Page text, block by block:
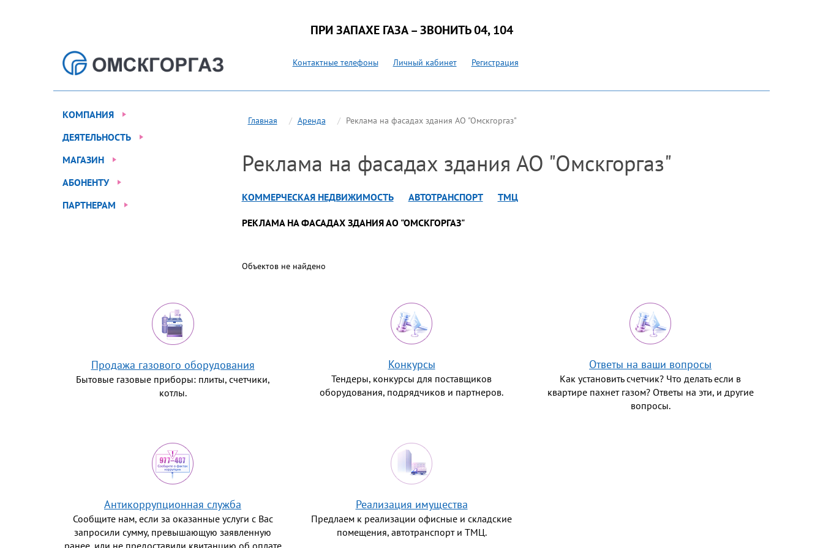
ПРИ ЗАПАХЕ ГАЗА – ЗВОНИТЬ 04, 104
Контактные телефоны Личный кабинет Регистрация
КОМПАНИЯ
ДЕЯТЕЛЬНОСТЬ
МАГАЗИН
АБОНЕНТУ
ПАРТНЕРАМ
Главная Аренда Реклама на фасадах здания АО "Омскгоргаз"
Реклама на фасадах здания АО "Омскгоргаз"
КОММЕРЧЕСКАЯ НЕДВИЖИМОСТЬ АВТОТРАНСПОРТ ТМЦ
РЕКЛАМА НА ФАСАДАХ ЗДАНИЯ АО "ОМСКГОРГАЗ"
Объектов не найдено
Продажа газового оборудования
Бытовые газовые приборы: плиты, счетчики,
котлы.
Конкурсы
Тендеры, конкурсы для поставщиков
оборудования, подрядчиков и партнеров.
Ответы на ваши вопросы
Как установить счетчик? Что делать если в
квартире пахнет газом? Ответы на эти, и другие
вопросы.
Антикоррупционная служба
Сообщите нам, если за оказанные услуги с Вас
запросили сумму, превышающую заявленную
Реализация имущества
Предлаем к реализации офисные и складские
помещения, автотранспорт и ТМЦ.